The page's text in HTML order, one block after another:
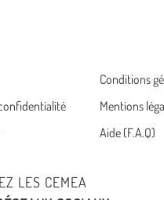
Conditions
Mentions
Aide (F.A.Q)
LES CEMEA